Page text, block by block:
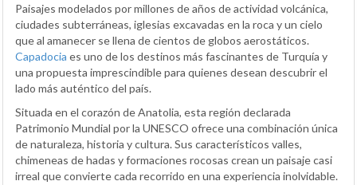
Paisajes modelados por millones de años de actividad volcánica,
ciudades subterráneas, iglesias excavadas en la roca y un cielo
que al amanecer se llena de cientos de globos aerostáticos.
Capadocia es uno de los destinos más fascinantes de Turquía y
una propuesta imprescindible para quienes desean descubrir el
lado más auténtico del país.
Situada en el corazón de Anatolia, esta región declarada
Patrimonio Mundial por la UNESCO ofrece una combinación única
de naturaleza, historia y cultura. Sus característicos valles,
chimeneas de hadas y formaciones rocosas crean un paisaje casi
irreal que convierte cada recorrido en una experiencia inolvidable.